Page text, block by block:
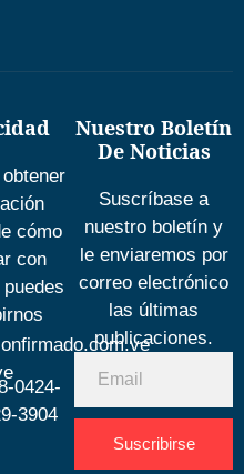
cómo
con
0424-
3904
Nuestro Boletín
De Noticias
Suscríbase a
nuestro boletín y
le enviaremos por
correo electrónico
las últimas
publicaciones.
Suscribirse